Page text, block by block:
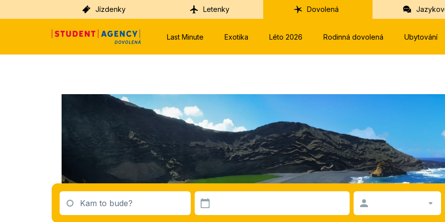
Jízdenky Letenky Dovolená
Last Minute Exotika Léto 2026 Rodinná dovolená Ubytování
Kam to bude?